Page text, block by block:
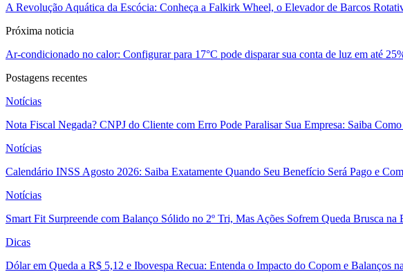
A Revolução Aquática da Escócia: Conheça a Falkirk Wheel, o Elevador de Barcos
Próxima noticia
Ar-condicionado no calor: Configurar para 17°C pode disparar sua conta de luz em até
Postagens recentes
Notícias
Nota Fiscal Negada? CNPJ do Cliente com Erro Pode Paralisar Sua Empresa: Saiba
Notícias
Calendário INSS Agosto 2026: Saiba Exatamente Quando Seu Benefício Será Pago e
Notícias
Smart Fit Surpreende com Balanço Sólido no 2º Tri, Mas Ações Sofrem Queda Brusca na
Dicas
Dólar em Queda a R$ 5,12 e Ibovespa Recua: Entenda o Impacto do Copom e Balanços